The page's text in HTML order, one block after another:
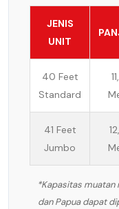
JENIS
UNIT
40 Feet
Standard
41 Feet
Jumbo
*Kapasitas
dan Papua dapat